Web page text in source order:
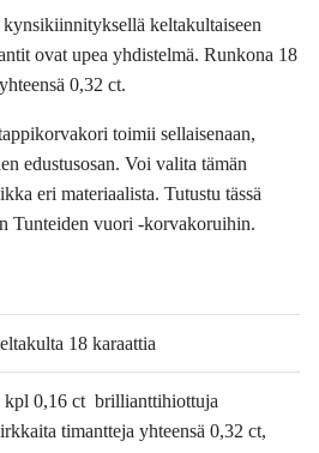
keltakultaiseen
ovat upea yhdistelmä. Runkona 18
0,32 ct.
toimii sellaisenaan,
edustusosan. Voi valita tämän
eri materiaalista. Tutustu tässä
Tunteiden vuori -korvakoruihin.
18 karaattia
kpl 0,16 ct brillianttihiottuja
timantteja yhteensä 0,32 ct,